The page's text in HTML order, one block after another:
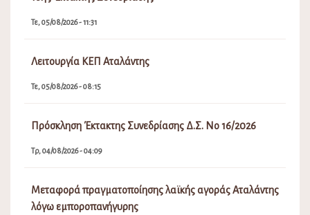
Τε, 05/08/2026 - 11:31
Λειτουργία ΚΕΠ Αταλάντης
Τε, 05/08/2026 - 08:15
Πρόσκληση Έκτακτης Συνεδρίασης Δ.Σ. Νο 16/2026
Τρ, 04/08/2026 - 04:09
Μεταφορά πραγματοποίησης λαϊκής αγοράς Αταλάντης
λόγω εμποροπανήγυρης